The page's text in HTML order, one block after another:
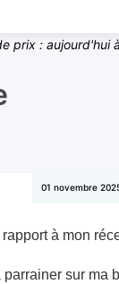
prix : aujourd'hui
01 novembre
à mon
sur ma